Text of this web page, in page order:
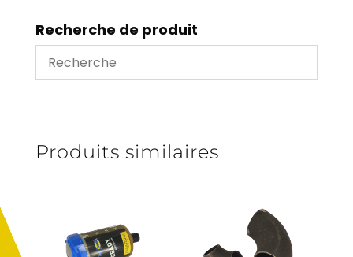
de
puisage)
Recherche de produit
Produits similaires